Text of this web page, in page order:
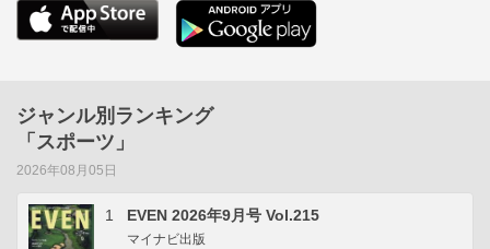
ジャンル別ランキング
「スポーツ」
2026年08月05日
1 EVEN 2026年9月号 Vol.215
マイナビ出版